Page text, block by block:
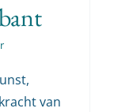
van